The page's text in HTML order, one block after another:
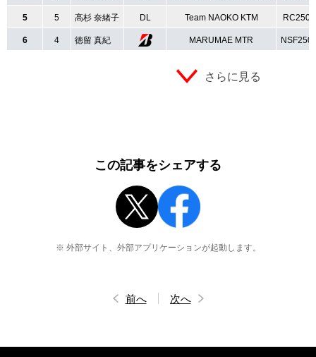
5 5 高杉 奈緒子 DL Team NAOKO KTM RC250R
6 4 徳留 真紀 MARUMAE MTR
さらに見る
この記事をシェアする
※ 外部サイト、外部アプリケーションが起動します。
前へ 次へ